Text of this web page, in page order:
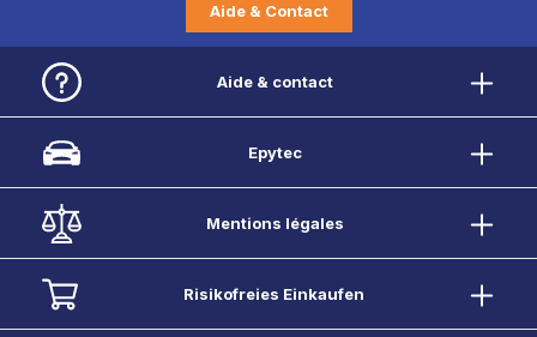
Aide & Contact
Aide & contact
Epytec
Mentions légales
Risikofreies Einkaufen